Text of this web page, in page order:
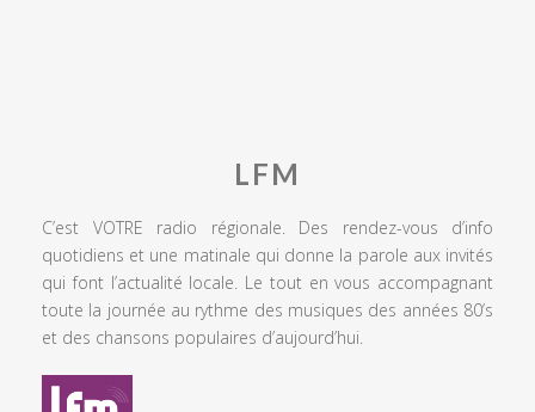
LFM
C’est VOTRE radio régionale. Des rendez-vous d’info
quotidiens et une matinale qui donne la parole aux invités
qui font l’actualité locale. Le tout en vous accompagnant
toute la journée au rythme des musiques des années 80’s
et des chansons populaires d’aujourd’hui.